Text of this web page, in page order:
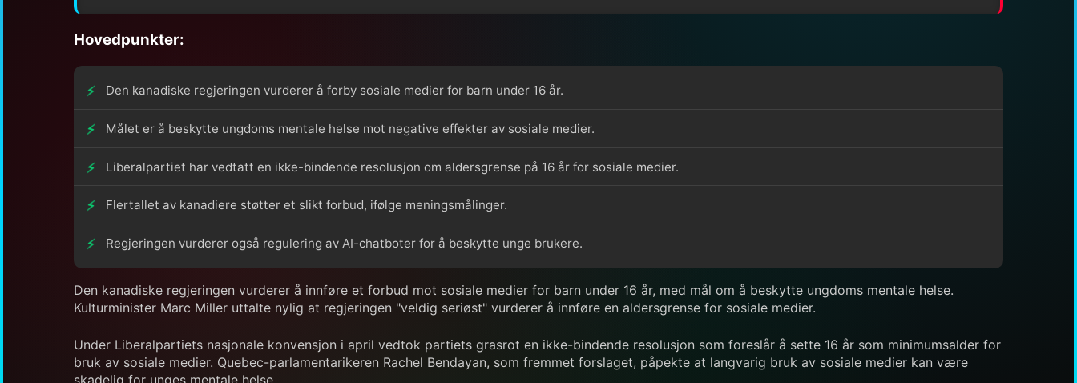
Hovedpunkter:
Den kanadiske regjeringen vurderer å forby sosiale medier for barn under 16 år.
Målet er å beskytte ungdoms mentale helse mot negative effekter av sosiale medier.
Liberalpartiet har vedtatt en ikke-bindende resolusjon om aldersgrense på 16 år for sosiale medier.
Flertallet av kanadiere støtter et slikt forbud, ifølge meningsmålinger.
Regjeringen vurderer også regulering av AI-chatboter for å beskytte unge brukere.
Den kanadiske regjeringen vurderer å innføre et forbud mot sosiale medier for barn under 16 år, med mål om å beskytte ungdoms mentale helse.
Kulturminister Marc Miller uttalte nylig at regjeringen "veldig seriøst" vurderer å innføre en aldersgrense for sosiale medier.
Under Liberalpartiets nasjonale konvensjon i april vedtok partiets grasrot en ikke-bindende resolusjon som foreslår å sette 16 år som minimumsalder for
bruk av sosiale medier. Quebec-parlamentarikeren Rachel Bendayan, som fremmet forslaget, påpekte at langvarig bruk av sosiale medier kan være
skadelig for unges mentale helse.